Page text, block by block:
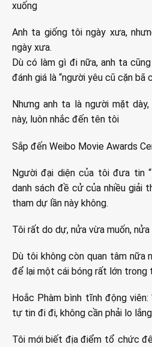
xuống
Anh ta giống tôi ngày xưa,
ngày xưa.
Dù có làm gì đi nữa, anh ta
đánh giá là “người yêu cũ cặn bã
Nhưng anh ta là người mặt dày,
này, luôn nhắc đến tên tôi
Sắp đến Weibo Movie Awards
Người đại diện của tôi đưa tin
danh sách đề cử của nhiều giải
tham dự lần này không.
Tôi rất do dự, nửa vừa muốn, nửa
Dù tôi không còn quan tâm nữa
để lại một cái bóng rất lớn trong
Hoắc Phàm bình tĩnh động viên:
tự tin đi đi, không cần phải lo
Tôi mới biết địa điểm tổ chức